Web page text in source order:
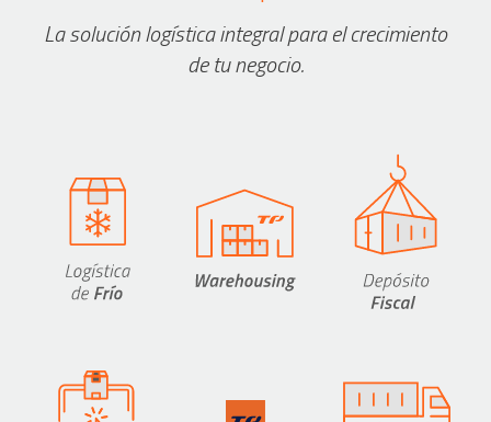
La solución logística integral para el crecimiento
de tu negocio.